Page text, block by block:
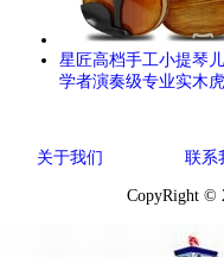
星匠高档手工小提琴
学者演奏级专业实木
关于我们 联系
CopyRight ©